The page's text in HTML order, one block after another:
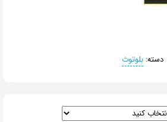
دسته: بلوتوث